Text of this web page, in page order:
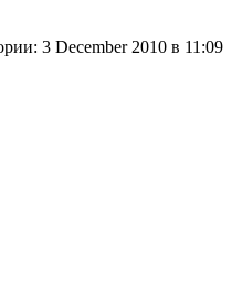
3 December 2010 в 11:09